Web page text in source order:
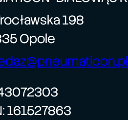
198
Opole
161527863